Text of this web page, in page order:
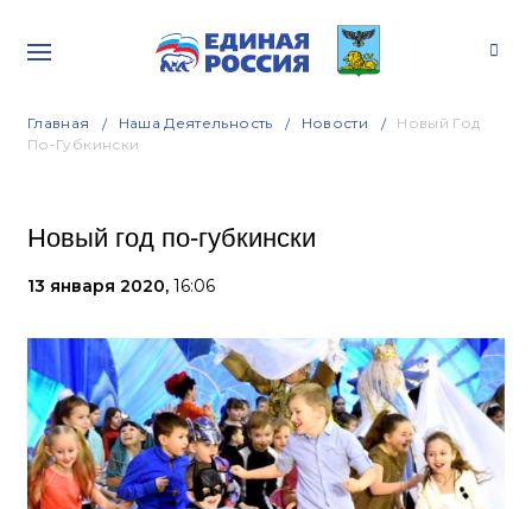
Главная Наша Деятельность Новости
Новый Год
По-Губкински
Новый год по-губкински
13 января 2020, 16:06